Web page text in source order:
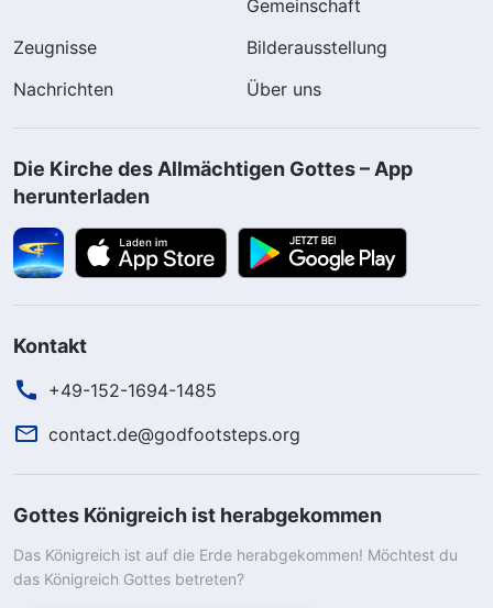
Gemeinschaft
Zeugnisse
Bilderausstellung
Nachrichten
Über uns
Die Kirche des Allmächtigen Gottes – App
herunterladen
Kontakt
+49-152-1694-1485
contact.de@godfootsteps.org
Gottes Königreich ist herabgekommen
Das Königreich ist auf die Erde herabgekommen! Möchtest du
das Königreich Gottes betreten?